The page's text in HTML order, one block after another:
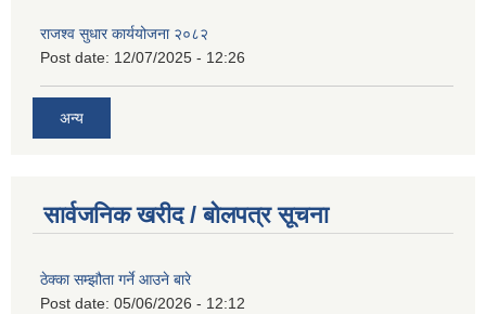
राजश्व सुधार कार्ययोजना २०८२
Post date: 12/07/2025 - 12:26
अन्य
सार्वजनिक खरीद / बोलपत्र सूचना
ठेक्का सम्झौता गर्ने आउने बारे
Post date: 05/06/2026 - 12:12